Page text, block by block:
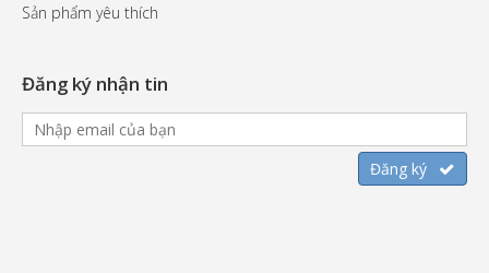
Sản phẩm yêu thích
Đăng ký nhận tin